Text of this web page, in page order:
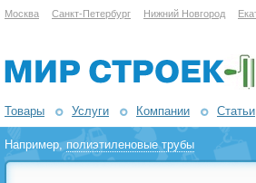
Москва Санкт-Петербург Нижний Новгород
Товары Услуги Компании Статьи
Например,полиэтиленовые трубы